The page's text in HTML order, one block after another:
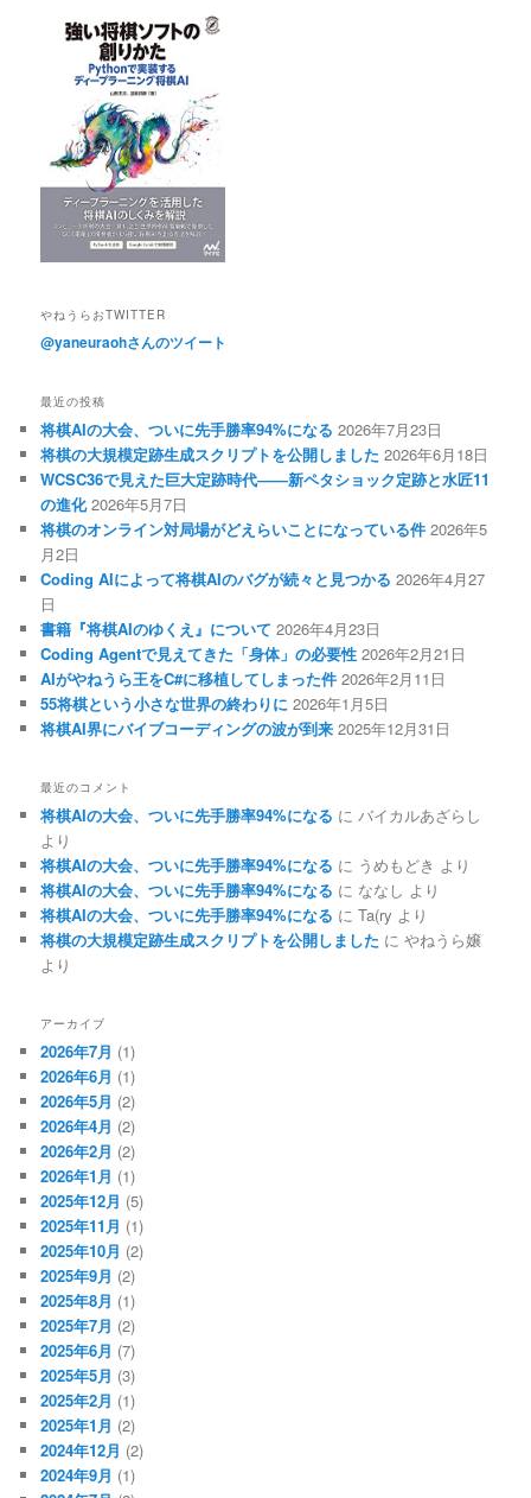
やねうらおTWITTER
@yaneuraohさんのツイート
最近の投稿
将棋AIの大会、ついに先手勝率94%になる 2026年7月23日
将棋の大規模定跡生成スクリプトを公開しました 2026年6月18日
WCSC36で見えた巨大定跡時代――新ペタショック定跡と水匠11
の進化 2026年5月7日
将棋のオンライン対局場がどえらいことになっている件 2026年5
月2日
Coding AIによって将棋AIのバグが続々と見つかる 2026年4月27
日
書籍『将棋AIのゆくえ』について 2026年4月23日
Coding Agentで見えてきた「身体」の必要性 2026年2月21日
AIがやねうら王をC#に移植してしまった件 2026年2月11日
55将棋という小さな世界の終わりに 2026年1月5日
将棋AI界にバイブコーディングの波が到来 2025年12月31日
最近のコメント
将棋AIの大会、ついに先手勝率94%になる にバイカルあざらし
より
将棋AIの大会、ついに先手勝率94%になる に うめもどき より
将棋AIの大会、ついに先手勝率94%になる に ななし より
将棋AIの大会、ついに先手勝率94%になる にTa(ry より
将棋の大規模定跡生成スクリプトを公開しました にやねうら嬢
より
アーカイブ
2026年7月 (1)
2026年6月 (1)
2026年5月 (2)
2026年4月 (2)
2026年2月 (2)
2026年1月 (1)
2025年12月 (5)
2025年11月 (1)
2025年10月 (2)
2025年9月 (2)
2025年8月 (1)
2025年7月 (2)
2025年6月 (7)
2025年5月 (3)
2025年2月 (1)
2025年1月 (2)
2024年12月 (2)
2024年9月 (1)